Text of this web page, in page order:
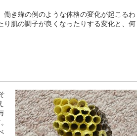
働き蜂の例のような体格の変化が起こるわ
肌の調子が良くなったりする変化と、何